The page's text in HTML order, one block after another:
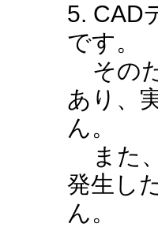
5. CAD
です。
その
あり、
ん。
また
発生し
ん。